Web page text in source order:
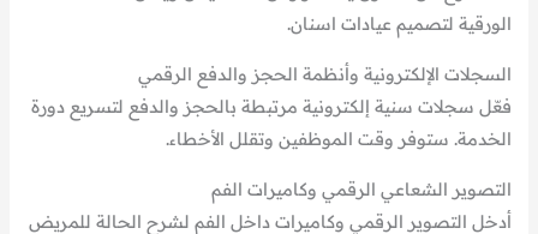
الورقية لتصميم عيادات اسنان.
السجلات الإلكترونية وأنظمة الحجز والدفع الرقمي
فعّل سجلات سنية إلكترونية مرتبطة بالحجز والدفع لتسريع دورة
الخدمة. ستوفر وقت الموظفين وتقلل الأخطاء.
التصوير الشعاعي الرقمي وكاميرات الفم
أدخل التصوير الرقمي وكاميرات داخل الفم لشرح الحالة للمريض